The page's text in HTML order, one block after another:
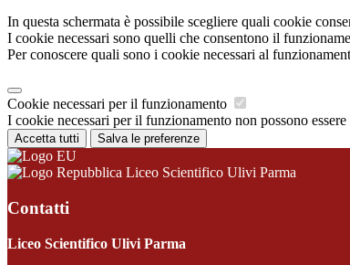
In questa schermata è possibile scegliere quali cookie
I cookie necessari sono quelli che consentono il
Per conoscere quali sono i cookie necessari al
Cookie necessari per il funzionamento
I cookie necessari per il funzionamento non possono
Accetta tutti Salva le preferenze
Liceo Scientifico Ulivi Parma
Contatti
Liceo Scientifico Ulivi Parma